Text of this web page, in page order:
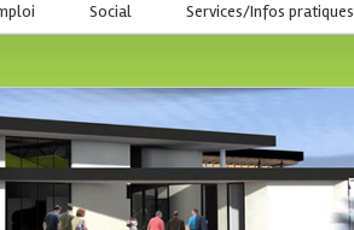
Social Services/Infos pratiques